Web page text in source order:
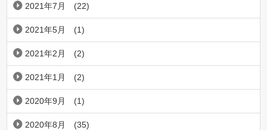
2021年7月 (22)
2021年5月 (1)
2021年2月 (2)
2021年1月 (2)
2020年9月 (1)
2020年8月 (35)